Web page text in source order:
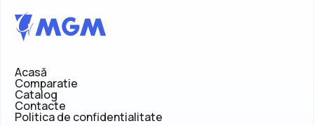
Acasă
Comparatie
Catalog
Contacte
Politica de confidentialitate